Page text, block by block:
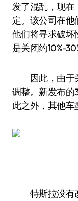
发了混乱，现在
定。该公司在
他们将寻求破坏
是关闭约10%-
因此，由于
调整。新发布的
此之外，其他车
特斯拉没有